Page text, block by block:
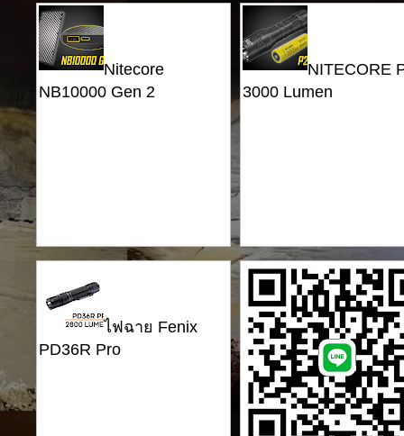
Nitecore
NB10000 Gen 2
NITECORE
3000 Lumen
ไฟฉาย Fenix
PD36R Pro